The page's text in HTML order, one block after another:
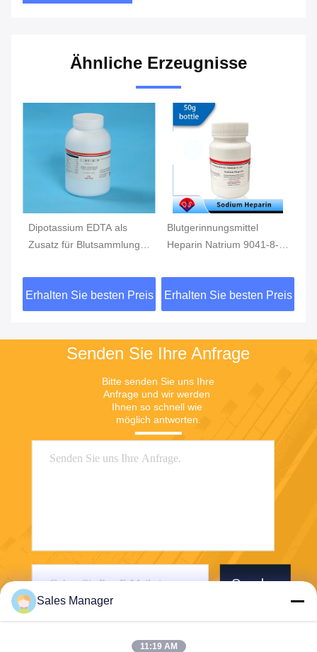
Ähnliche Erzeugnisse
Preis
Blutgerinnungsmittel
Heparin Natrium 9041-8-1
Blutentnahme
Erhalten Sie besten Preis
Heparinlithiumblut-
Sammlungszusatz,
CAS9045-22-1
Erhalten Sie besten Preis
Senden Sie Ihre Anfrage
Bitte senden Sie uns Ihre
Anfrage und wir werden
Ihnen so schnell wie
möglich antworten.
Senden
Sales Manager
11:19 AM